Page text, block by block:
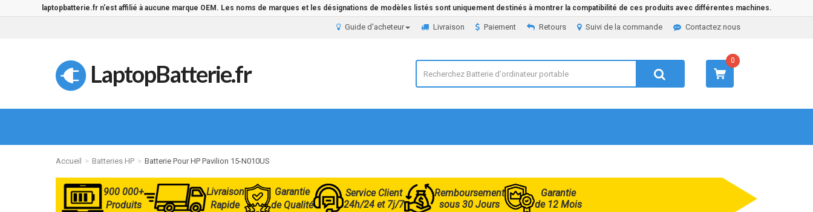
laptopbatterie.fr n'est affilié à aucune marque OEM. Les noms de marques et les désignations de modèles listés sont uniquement destinés à montrer la compatibilité de ces produits avec différentes machines.
Contactez nous
Suivi de la commande
Retours
Paiement
Livraison
Guide d'acheteur
LaptopBatterie.fr 0
Accueil Batteries HP Batterie Pour HP Pavilion 15-N010US
900 000+
Produits
Livraison
Rapide
Garantie
de Qualité
Service Client
24h/24 et 7j/7
Remboursement
sous 30 Jours
Garantie
de 12 Mois